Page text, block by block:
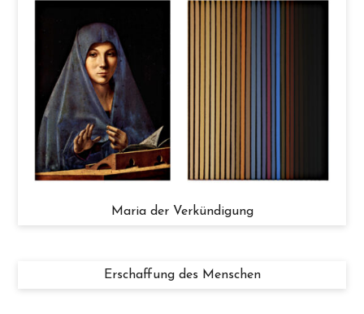
Maria der Verkündigung
Erschaffung des Menschen